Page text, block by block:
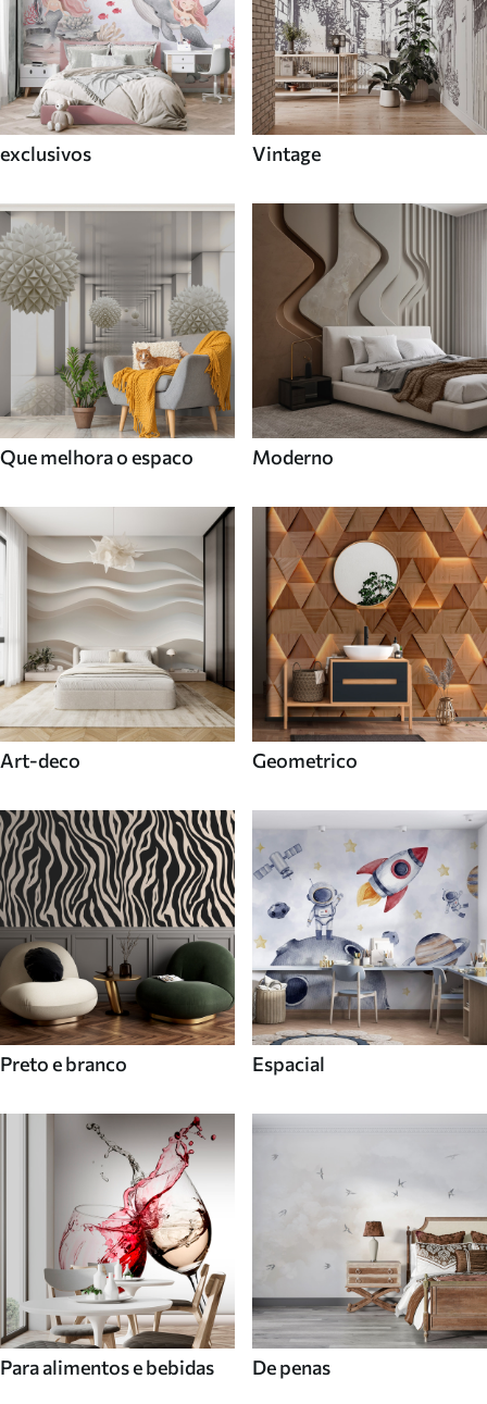
exclusivos Vintage
Que melhora o espaco Moderno
Art-deco Geometrico
Preto e branco Espacial
Para alimentos e bebidas De penas